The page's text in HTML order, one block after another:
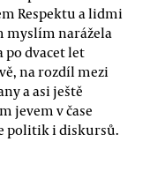
Respektu a lidmi
myslím narážela
po dvacet let
na rozdíl mezi
a asi ještě
jevem v čase
politik i diskursů.